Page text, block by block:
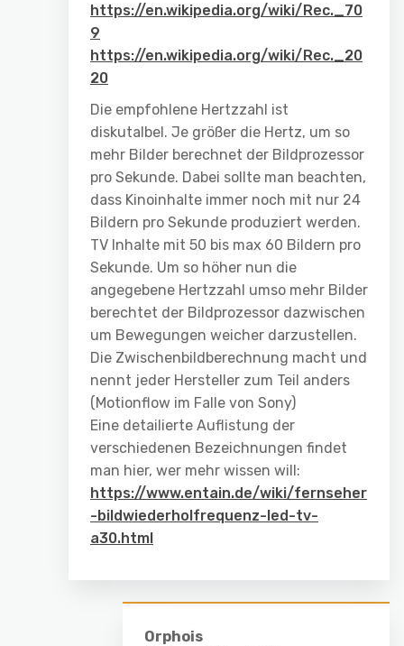
https://en.wikipedia.org/wiki/Rec._70
9
https://en.wikipedia.org/wiki/Rec._20
20
Die empfohlene Hertzzahl ist
diskutalbel. Je größer die Hertz, um so
mehr Bilder berechnet der Bildprozessor
pro Sekunde. Dabei sollte man beachten,
dass Kinoinhalte immer noch mit nur 24
Bildern pro Sekunde produziert werden.
TV Inhalte mit 50 bis max 60 Bildern pro
Sekunde. Um so höher nun die
angegebene Hertzzahl umso mehr Bilder
berechtet der Bildprozessor dazwischen
um Bewegungen weicher darzustellen.
Die Zwischenbildberechnung macht und
nennt jeder Hersteller zum Teil anders
(Motionflow im Falle von Sony)
Eine detailierte Auflistung der
verschiedenen Bezeichnungen findet
man hier, wer mehr wissen will:
https://www.entain.de/wiki/fernseher
-bildwiederholfrequenz-led-tv-
a30.html
Orphois